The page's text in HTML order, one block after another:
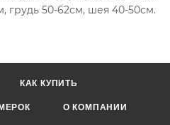
грудь 50-62см, шея 40-50см.
КАК КУПИТЬ
О КОМПАНИИ